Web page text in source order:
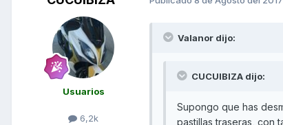
Usuarios
6,2k
Valanor dijo:
CUCUIBIZA dijo:
Supongo que has
pastillas traseras, con